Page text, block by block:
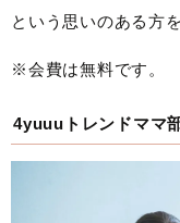
という思いのある方
※会費は無料です。
4yuuuトレンドママ